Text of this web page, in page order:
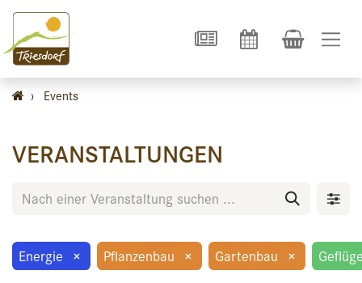
› Events
VERANSTALTUNGEN
Energie × Pflanzenbau × Gartenbau ×